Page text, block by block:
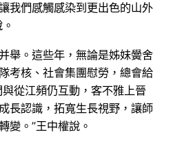
我們感觸感染到更出色的山外
舉。這些年，無論是姊妹黌舍
考核、社會集團慰勞，總會給
從江頻仍互動，客不雅上晉
長認識，拓寬生長視野，讓師
變。”王中權說。